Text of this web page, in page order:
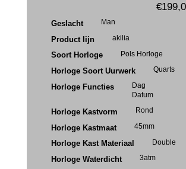
Geslacht Man
Product lijn akilia
Soort Horloge Pols Horloge
Horloge Soort Uurwerk Quarts
Horloge Functies
Dag
Datum
Horloge Kastvorm Rond
Horloge Kastmaat 45mm
Horloge Kast Materiaal Double
Horloge Waterdicht 3atm